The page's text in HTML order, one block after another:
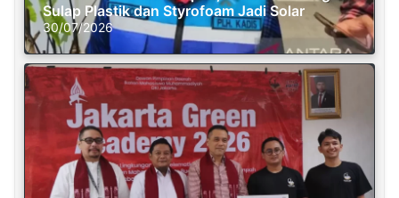
Sulap Plastik dan Styrofoam Jadi Solar
30/07/2026